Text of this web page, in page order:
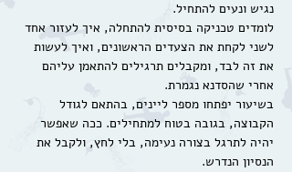
לומדים טכניקה בסיסית להתחלה, איך לעזור אחד
לשני לקחת את הצעדים הראשונים, ואיך לעשות
את זה לבד, ומקבלים תרגילים להתאמן עליהם
אחרי שהסדנא נגמרת.
בשיעור יפתחו מספר ליינים, בהתאם לגודל
הקבוצה, בגובה בטוח למתחילים. ככה שאפשר
יהיה לתרגל בצורה נעימה, בלי לחץ, ולקבל את
הנסיון הנדרש.